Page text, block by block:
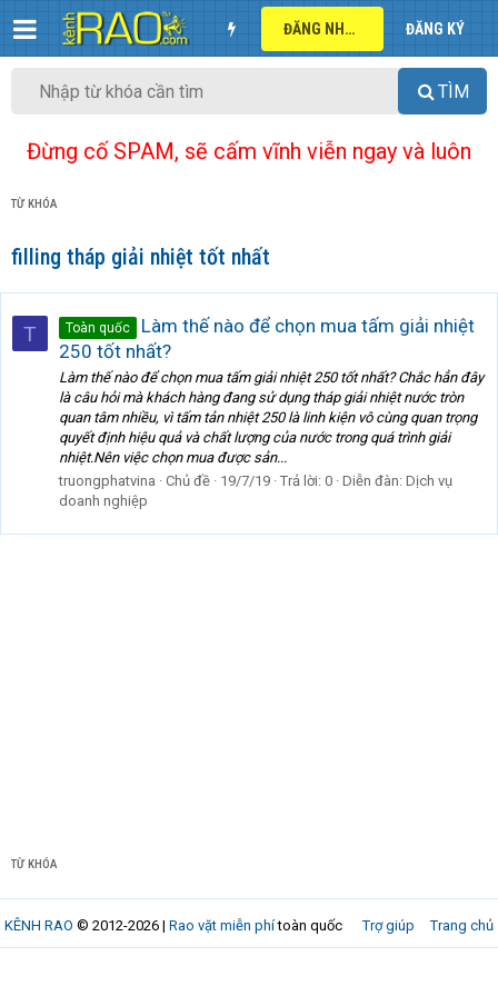
ĐĂNG NHẬP ĐĂNG KÝ
TÌM
Đừng cố SPAM, sẽ cấm vĩnh viễn ngay và luôn
TỪ KHÓA
filling tháp giải nhiệt tốt nhất
T Toàn quốc
Làm thế nào để chọn mua tấm giải nhiệt
250 tốt nhất?
Làm thế nào để chọn mua tấm giải nhiệt 250 tốt nhất? Chắc hẳn đây
là câu hỏi mà khách hàng đang sử dụng tháp giải nhiệt nước tròn
quan tâm nhiều, vì tấm tản nhiệt 250 là linh kiện vô cùng quan trọng
quyết định hiệu quả và chất lượng của nước trong quá trình giải
nhiệt.Nên việc chọn mua được sản...
truongphatvina
Chủ đề 19/7/19 Trả lời: 0 Diễn đàn: Dịch vụ
doanh nghiệp
TỪ KHÓA
Trợ giúp Trang chủ
KÊNH RAO © 2012-2026 | Rao vặt miễn phítoàn quốc